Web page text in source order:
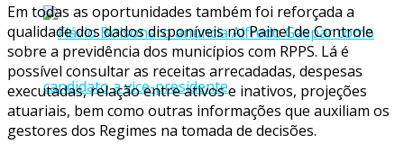
Em todas as oportunidades também foi reforçada a
qualidade dos dados disponíveis no Painel de Controle
sobre a previdência dos municípios com RPPS. Lá é
possível consultar as receitas arrecadadas, despesas
executadas, relação entre ativos e inativos, projeções
atuariais, bem como outras informações que auxiliam os
gestores dos Regimes na tomada de decisões.